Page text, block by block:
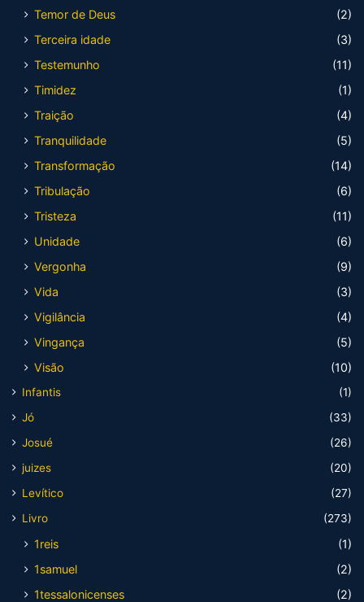
Temor de Deus
(2)
Terceira idade
(3)
Testemunho
(11)
Timidez
(1)
Traição
(4)
Tranquilidade
(5)
Transformação
(14)
Tribulação
(6)
Tristeza
(11)
Unidade
(6)
Vergonha
(9)
Vida
(3)
Vigilância
(4)
Vingança
(5)
Visão
(10)
Infantis
(1)
Jó
(33)
Josué
(26)
juizes
(20)
Levítico
(27)
Livro
(273)
1reis
(1)
1samuel
(2)
1tessalonicenses
(2)